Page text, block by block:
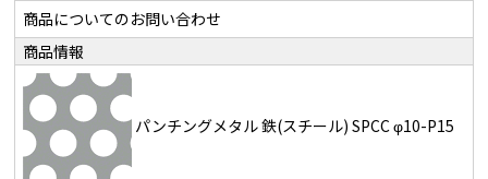
商品についてのお問い合わせ
商品情報
パンチングメタル 鉄(スチール) SPCC φ10-P15